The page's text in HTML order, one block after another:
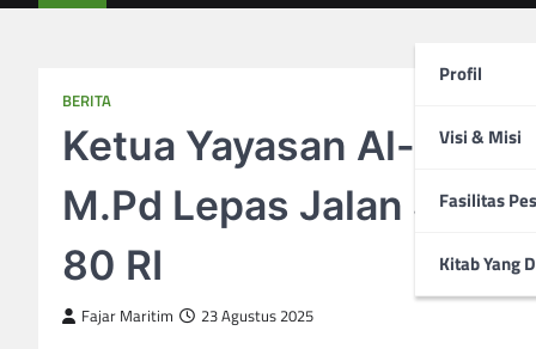
Profil
Visi & Misi
Fasilitas
Kitab Yang
BERITA
Ketua Yayasan Al-
M.Pd Lepas Jalan
80 RI
Fajar Maritim 23 Agustus 2025